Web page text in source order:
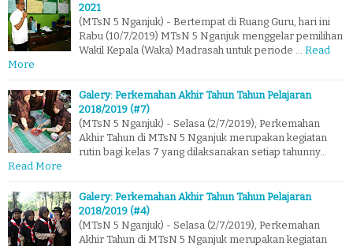
2021
(MTsN 5 Nganjuk) - Bertempat di Ruang Guru, hari ini
Rabu (10/7/2019) MTsN 5 Nganjuk menggelar pemilihan
Wakil Kepala (Waka) Madrasah untuk periode …
Read
More
Galery: Perkemahan Akhir Tahun Tahun Pelajaran
2018/2019 (#7)
(MTsN 5 Nganjuk) - Selasa (2/7/2019), Perkemahan
Akhir Tahun di MTsN 5 Nganjuk merupakan kegiatan
rutin bagi kelas 7 yang dilaksanakan setiap tahunny…
Read More
Galery: Perkemahan Akhir Tahun Tahun Pelajaran
2018/2019 (#4)
(MTsN 5 Nganjuk) - Selasa (2/7/2019), Perkemahan
Akhir Tahun di MTsN 5 Nganjuk merupakan kegiatan